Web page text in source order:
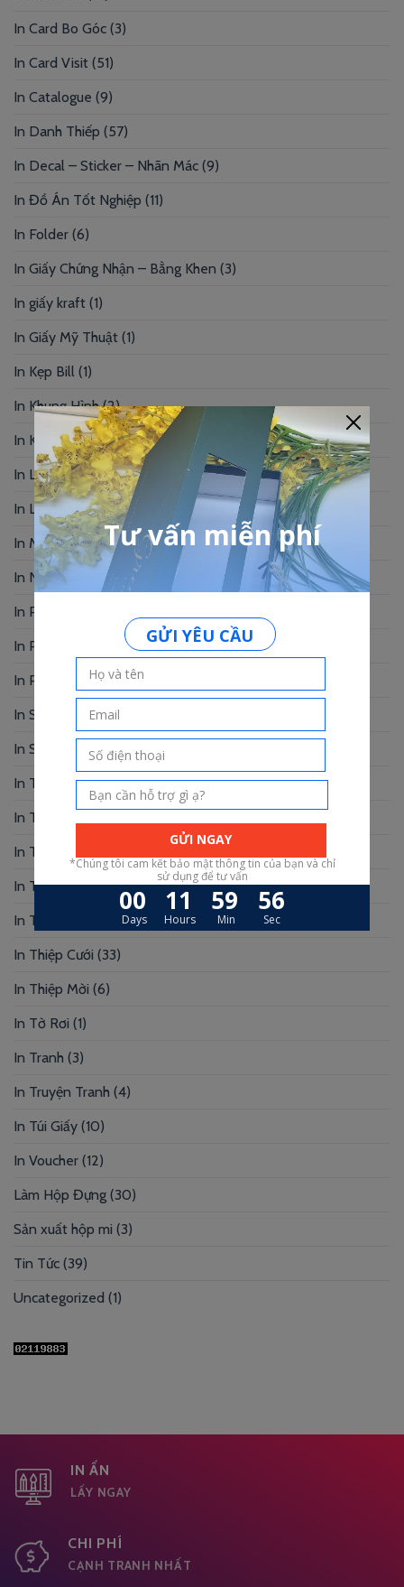
In Card Bo Góc (3)
In Card Visit (51)
In Catalogue (9)
In Danh Thiếp (57)
In Decal – Sticker – Nhãn Mác (9)
In Đồ Án Tốt Nghiệp (11)
In Folder (6)
In Giấy Chứng Nhận – Bằng Khen (3)
In giấy kraft (1)
In Giấy Mỹ Thuật (1)
In Kẹp Bill (1)
In Khung Hình(2)
In Kỷ Yếu(6)
In Lịch Bàn(19)
In Logo(2)
In Menu(92)
In Name Card
(49)
In Photobook
In Postcard
In Profile
In Sổ Tay
(2)
In Standee – PP(2)
In Tag Treo(7)
In Thẻ Bài
In Thẻ Nhân Viên
In Thẻ Nhựa(34)
In Thiệp Chúc Mừng(6)
In Thiệp Cưới (33)
In Thiệp Mời (6)
In Tờ Rơi (1)
In Tranh (3)
In Truyện Tranh (4)
In Túi Giấy (10)
In Voucher (12)
Làm Hộp Đựng (30)
Sản xuất hộp mi (3)
Tin Tức (39)
Uncategorized (1)
IN ẤN
LẤY NGAY
CHI PHÍ
CẠNH TRANH NHẤT